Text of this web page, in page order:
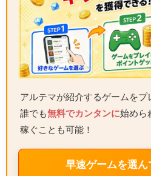
アルテマが紹介するゲームをプ
誰でも無料でカンタンに始めら
稼ぐことも可能！
早速ゲームを選ん